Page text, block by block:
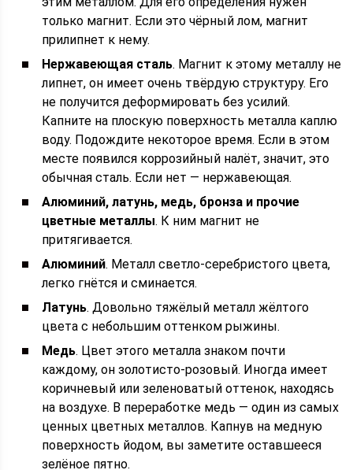
только магнит. Если это чёрный лом, магнит
прилипнет к нему.
Нержавеющая сталь. Магнит к этому металлу не
липнет, он имеет очень твёрдую структуру. Его
не получится деформировать без усилий.
Капните на плоскую поверхность металла каплю
воду. Подождите некоторое время. Если в этом
месте появился коррозийный налёт, значит, это
обычная сталь. Если нет — нержавеющая.
Алюминий, латунь, медь, бронза и прочие
цветные металлы. К ним магнит не
притягивается.
Алюминий. Металл светло-серебристого цвета,
легко гнётся и сминается.
Латунь. Довольно тяжёлый металл жёлтого
цвета с небольшим оттенком рыжины.
Медь. Цвет этого металла знаком почти
каждому, он золотисто-розовый. Иногда имеет
коричневый или зеленоватый оттенок, находясь
на воздухе. В переработке медь — один из самых
ценных цветных металлов. Капнув на медную
поверхность йодом, вы заметите оставшееся
зелёное пятно.